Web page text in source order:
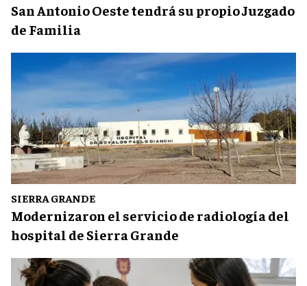
San Antonio Oeste tendrá su propio Juzgado
de Familia
SIERRA GRANDE
Modernizaron el servicio de radiología del
hospital de Sierra Grande